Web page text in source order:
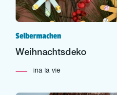
Selbermachen
Weihnachtsdeko
ina la vie